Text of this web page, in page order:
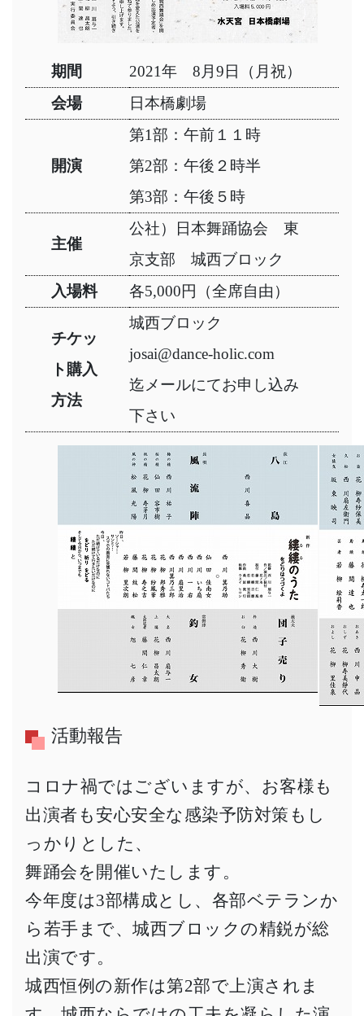
期間
2021年 8月9日（月祝）
会場
日本橋劇場
開演
第1部：午前１１時
第2部：午後２時半
第3部：午後５時
主催
公社）日本舞踊協会 東
京支部 城西ブロック
入場料
各5,000円（全席自由）
チケッ
ト購入
方法
城西ブロック
josai@dance-holic.com
迄メールにてお申し込み
下さい
活動報告
コロナ禍ではございますが、お客様も
出演者も安心安全な感染予防対策もし
っかりとした、
舞踊会を開催いたします。
今年度は3部構成とし、各部ベテランか
ら若手まで、城西ブロックの精鋭が総
出演です。
城西恒例の新作は第2部で上演されま